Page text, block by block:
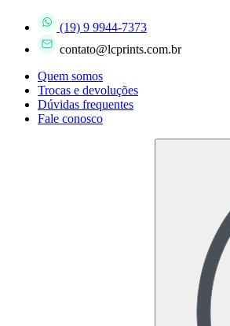
(19) 9 9944-7373
contato@lcprints.com.br
Quem somos
Trocas e devoluções
Dúvidas frequentes
Fale conosco